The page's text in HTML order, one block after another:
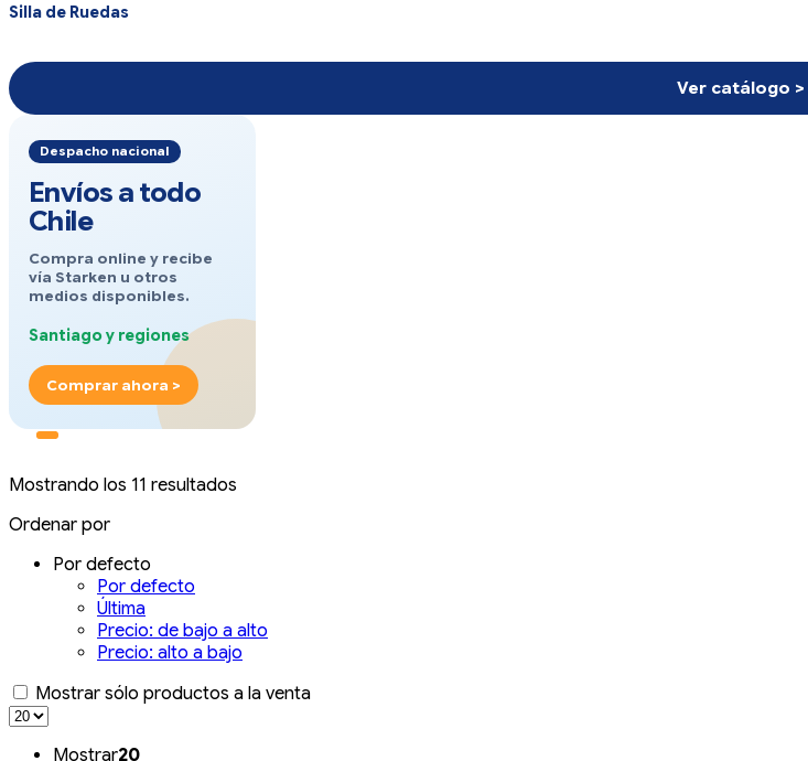
Silla de Ruedas
Ver catálogo >
Despacho nacional
Envíos a todo
Chile
Compra online y recibe
vía Starken u otros
medios disponibles.
Santiago y regiones
Comprar ahora >
Mostrando los 11 resultados
Ordenar por
Por defecto
Por defecto
Última
Precio: de bajo a alto
Precio: alto a bajo
Mostrar sólo productos a la venta
Mostrar20